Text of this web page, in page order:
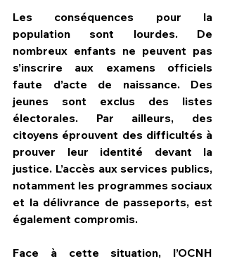
Les conséquences pour la
population sont lourdes. De
nombreux enfants ne peuvent pas
s’inscrire aux examens officiels
faute d’acte de naissance. Des
jeunes sont exclus des listes
électorales. Par ailleurs, des
citoyens éprouvent des difficultés à
prouver leur identité devant la
justice. L’accès aux services publics,
notamment les programmes sociaux
et la délivrance de passeports, est
également compromis.
Face à cette situation, l’OCNH